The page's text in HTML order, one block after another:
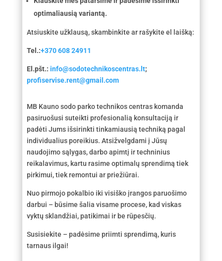
optimaliausią variantą.
Atsiuskite užklausą, skambinkite ar rašykite el laišką:
Tel.:+370 608 24911
El.pšt.: info@sodotechnikoscentras.lt;
profiservise.rent@gmail.com
MB Kauno sodo parko technikos centras komanda
pasiruošusi suteikti profesionalią konsultaciją ir
padėti Jums išsirinkti tinkamiausią techniką pagal
individualius poreikius. Atsižvelgdami į Jūsų
naudojimo sąlygas, darbo apimtį ir techninius
reikalavimus, kartu rasime optimalų sprendimą tiek
pirkimui, tiek remontui ar priežiūrai.
Nuo pirmojo pokalbio iki visiško įrangos paruošimo
darbui – būsime šalia visame procese, kad viskas
vyktų sklandžiai, patikimai ir be rūpesčių.
Susisiekite – padėsime priimti sprendimą, kuris
tarnaus ilgai!